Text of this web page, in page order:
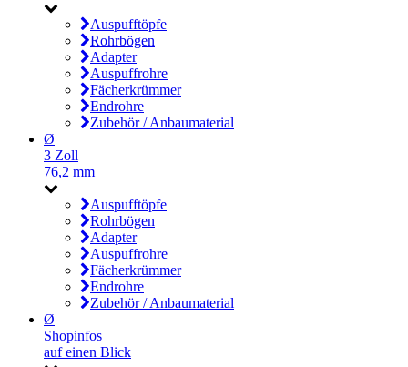
Auspufftöpfe
Rohrbögen
Adapter
Auspuffrohre
Fächerkrümmer
Endrohre
Zubehör / Anbaumaterial
Ø
3 Zoll
76,2 mm
Auspufftöpfe
Rohrbögen
Adapter
Auspuffrohre
Fächerkrümmer
Endrohre
Zubehör / Anbaumaterial
Ø
Shopinfos
auf einen Blick